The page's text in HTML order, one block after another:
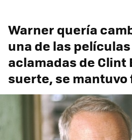
Warner quería
una de las
aclamadas de Clint
suerte, se mantuvo